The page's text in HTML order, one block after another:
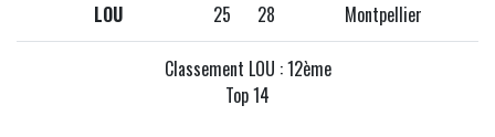
LOU 25 28 Montpellier
Classement LOU : 12ème
Top 14